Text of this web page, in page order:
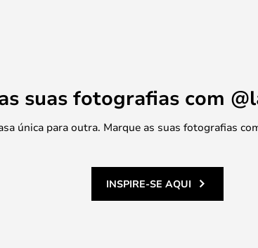
suas fotografias com
única para outra. Marque as suas fotografias
INSPIRE-SE AQUI